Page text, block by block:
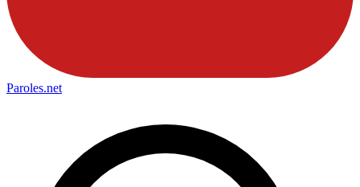
Paroles.net